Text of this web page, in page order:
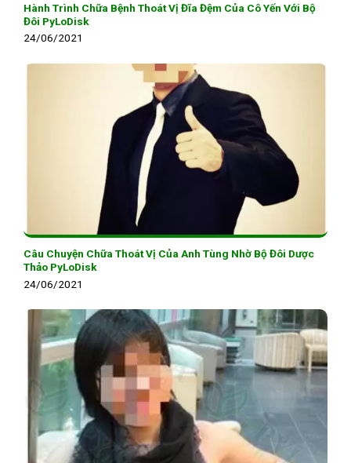
Hành Trình Chữa Bệnh Thoát Vị Đĩa Đệm Của Cô Yến Với Bộ
Đôi PyLoDisk
24/06/2021
Câu Chuyện Chữa Thoát Vị Của Anh Tùng Nhờ Bộ Đôi Dược
Thảo PyLoDisk
24/06/2021